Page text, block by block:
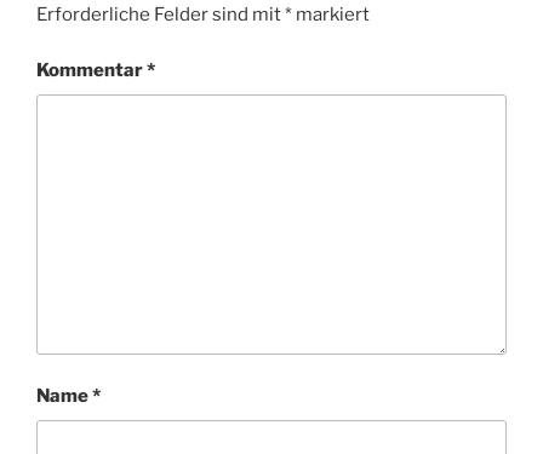
Erforderliche Felder sind mit* markiert
Kommentar*
Name*